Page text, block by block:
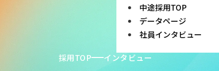
中途採用TOP
データページ
社員インタビュー
採用TOP インタビュー